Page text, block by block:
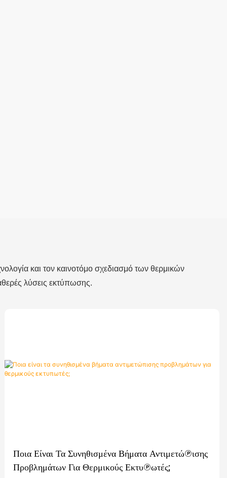
και τον καινοτόμο σχεδιασμό των θερμικών
λύσεις εκτύπωσης.
Ποια Είναι Τα Συνηθισμένα Βήματα Αντιμετώπισης
Προβλημάτων Για Θερμικούς Εκτυπωτές;